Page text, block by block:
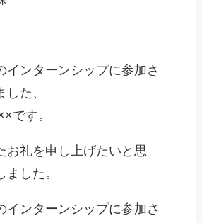
インターンシップに参加さ
た、
です。
お礼を申し上げたいと思
した。
インターンシップに参加さ